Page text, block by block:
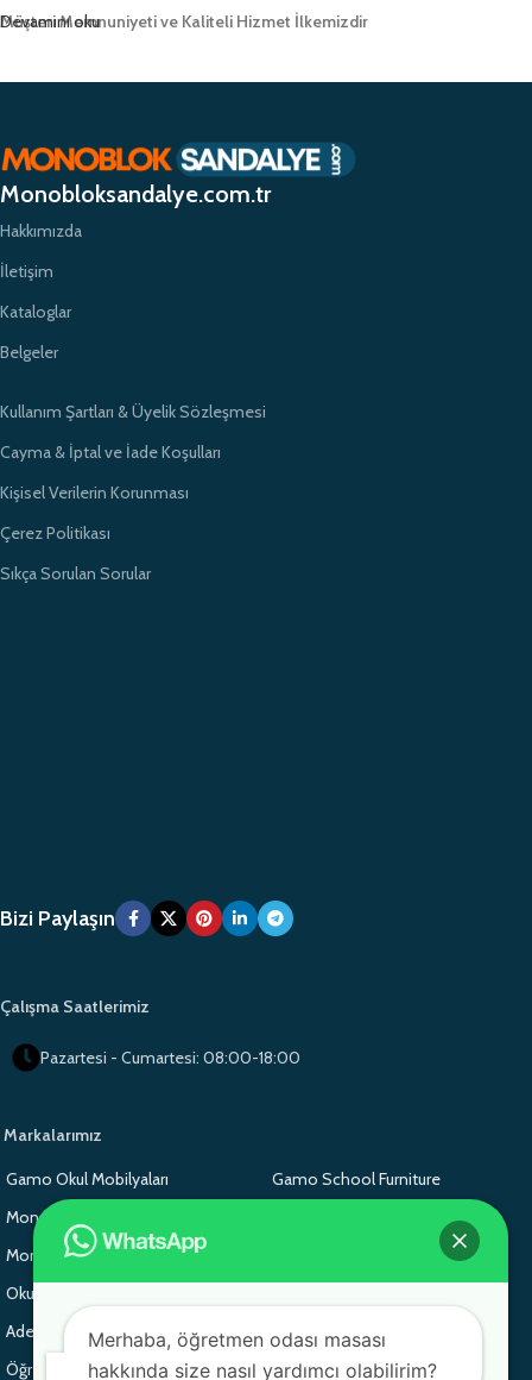
Müşteri Memnuniyeti ve Kaliteli Hizmet İlkemizdir
zamanında teslimat garantimizle eğitim kurumlarının ihtiyaçlarına hızlı ve
etkili çözümler sunarak sektörde öncü bir konumda yer almayı
amaçlıyoruz.
Devamını oku
Monobloksandalye.com.tr
Hakkımızda
İletişim
Kataloglar
Belgeler
Kullanım Şartları & Üyelik Sözleşmesi
Cayma & İptal ve İade Koşulları
Kişisel Verilerin Korunması
Çerez Politikası
Sıkça Sorulan Sorular
Bizi Paylaşın
Çalışma Saatlerimiz
Pazartesi - Cumartesi: 08:00-18:00
Markalarımız
Gamo Okul Mobilyaları
Gamo School Furniture
Monoblok Sandalye
Monoblok Sandalye
Okul Sırası
Adem Koç Plastik
Adem Koç Plastik
Öğrenci Sırası
Merhaba, öğretmen odası masası
hakkında size nasıl yardımcı olabilirim?